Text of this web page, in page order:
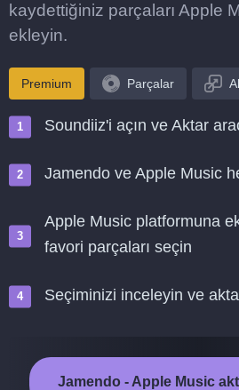
kaydettiğiniz parçaları Apple
ekleyin.
Premium Parçalar
Soundiiz'i açın ve Aktar
Jamendo ve Apple Music
Apple Music platformuna
favori parçaları seçin
Seçiminizi inceleyin ve
Jamendo - Apple Music